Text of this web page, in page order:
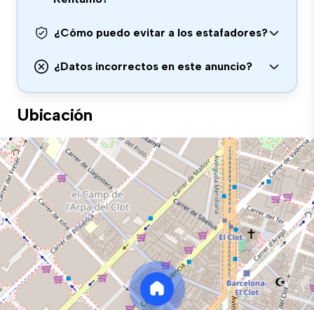
¿Cómo puedo evitar a los estafadores?
¿Datos incorrectos en este anuncio?
Ubicación